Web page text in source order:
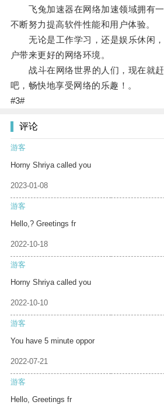
飞兔加速器在网络加速领域拥有一
不断努力提高软件性能和用户体验。
无论是工作学习，还是娱乐休闲，
户带来更好的网络环境。
战斗在网络世界的人们，现在就赶
吧，畅快地享受网络的乐趣！。
#3#
评论
游客
Horny Shriya called you
2023-01-08
游客
Hello,? Greetings fr
2022-10-18
游客
Horny Shriya called you
2022-10-10
游客
You have 5 minute oppor
2022-07-21
游客
Hello, Greetings fr